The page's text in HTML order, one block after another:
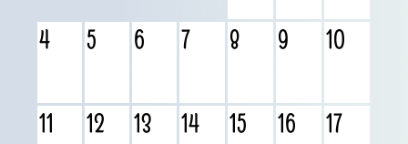
4 5 6 7 8 9 10
11 12 13 14 15 16 17